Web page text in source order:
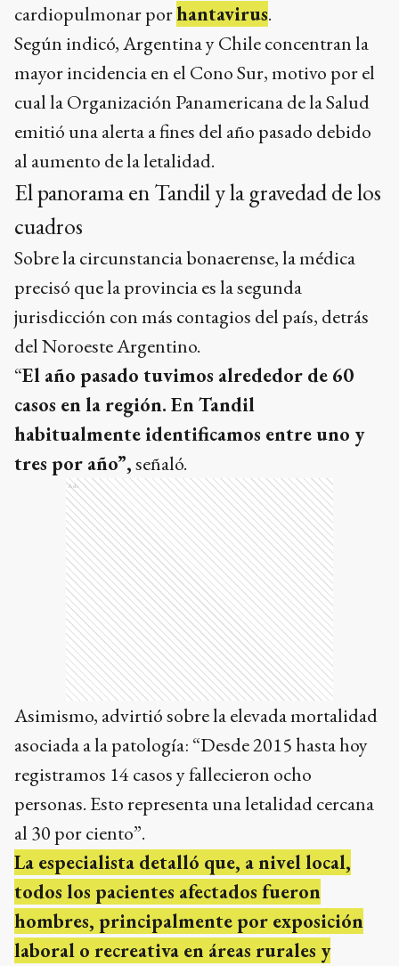
cardiopulmonar porhantavirus.
Según indicó, Argentina y Chile concentran la
mayor incidencia en el Cono Sur, motivo por el
cual la Organización Panamericana de la Salud
emitió una alerta a fines del año pasado debido
al aumento de la letalidad.
El panorama en Tandil y la gravedad de los
cuadros
Sobre la circunstancia bonaerense, la médica
precisó que la provincia es la segunda
jurisdicción con más contagios del país, detrás
del Noroeste Argentino.
“El año pasado tuvimos alrededor de 60
casos en la región. En Tandil
habitualmente identificamos entre uno y
tres por año”,señaló.
Ads
Asimismo, advirtió sobre la elevada mortalidad
asociada a la patología: “Desde 2015 hasta hoy
registramos 14 casos y fallecieron ocho
personas. Esto representa una letalidad cercana
al 30 por ciento”.
La especialista detalló que, a nivel local,
todos los pacientes afectados fueron
hombres, principalmente por exposición
laboral o recreativa en áreas rurales y